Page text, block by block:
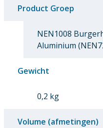
Product Groep
NEN1008
Aluminium
Gewicht
0,2 kg
Volume (afmetingen)